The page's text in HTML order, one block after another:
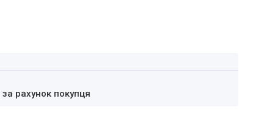
за рахунок покупця